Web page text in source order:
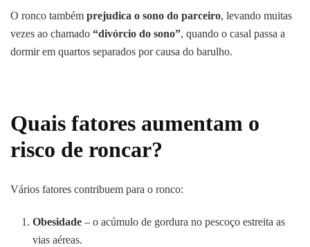
O ronco também prejudica o sono do parceiro, levando muitas
vezes ao chamado “divórcio do sono”, quando o casal passa a
dormir em quartos separados por causa do barulho.
Quais fatores aumentam o
risco de roncar?
Vários fatores contribuem para o ronco:
Obesidade – o acúmulo de gordura no pescoço estreita as
vias aéreas.